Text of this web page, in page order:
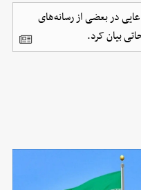
در بعضی از رسانه‌های
بیان کرد.